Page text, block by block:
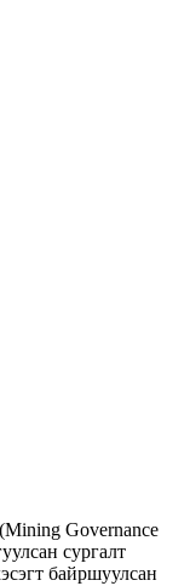
Governance
сургалт
байршуулсан